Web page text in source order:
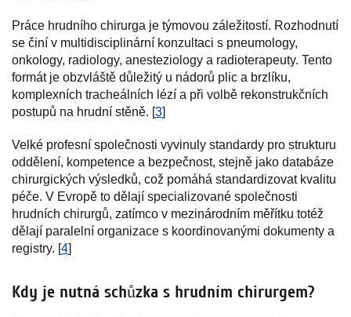
Práce hrudního chirurga je týmovou záležitostí. Rozhodnutí
se činí v multidisciplinární konzultaci s pneumology,
onkology, radiology, anesteziology a radioterapeuty. Tento
formát je obzvláště důležitý u nádorů plic a brzlíku,
komplexních tracheálních lézí a při volbě rekonstrukčních
postupů na hrudní stěně. [3]
Velké profesní společnosti vyvinuly standardy pro strukturu
oddělení, kompetence a bezpečnost, stejně jako databáze
chirurgických výsledků, což pomáhá standardizovat kvalitu
péče. V Evropě to dělají specializované společnosti
hrudních chirurgů, zatímco v mezinárodním měřítku totéž
dělají paralelní organizace s koordinovanými dokumenty a
registry. [4]
Kdy je nutná schůzka s hrudním chirurgem?